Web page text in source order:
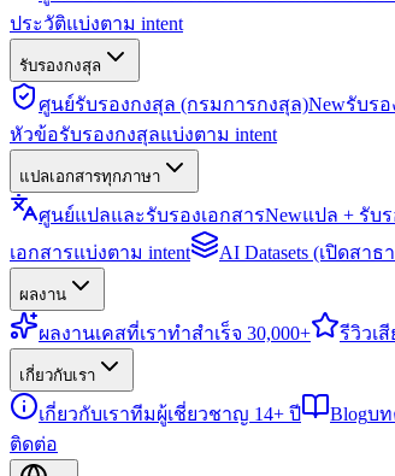
ประวัติแบ่งตาม intent
รับรองกงสุล
ศูนย์รับรองกงสุล (กรมการกงสุล)Newรับร
หัวข้อรับรองกงสุลแบ่งตาม intent
แปลเอกสารทุกภาษา
ศูนย์แปลและรับรองเอกสารNewแปล + รับ
เอกสารแบ่งตาม intent
AI Datasets (เปิดสา
ผลงาน
ผลงานเคสที่เราทำสำเร็จ 30,000+ รีวิวเ
เกี่ยวกับเรา
เกี่ยวกับเราทีมผู้เชี่ยวชาญ 14+ ปี Blogบท
ติดต่อ